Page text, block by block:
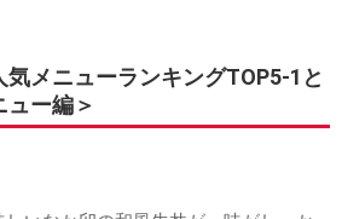
メニューランキングTOP5-1と
ュー編＞